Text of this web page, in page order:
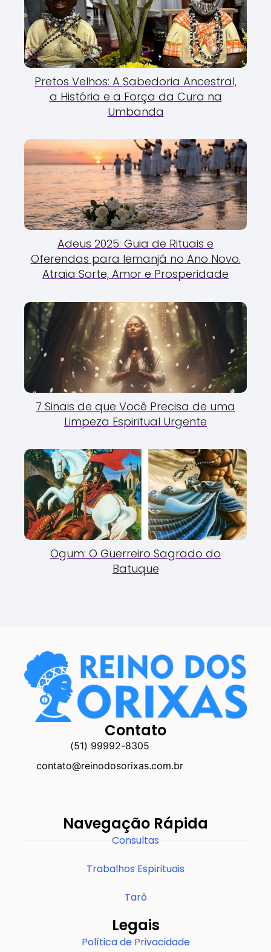
Pretos Velhos: A Sabedoria Ancestral,
a História e a Força da Cura na
Umbanda
Adeus 2025: Guia de Rituais e
Oferendas para Iemanjá no Ano Novo.
Atraia Sorte, Amor e Prosperidade
7 Sinais de que Você Precisa de uma
Limpeza Espiritual Urgente
Ogum: O Guerreiro Sagrado do
Batuque
Contato
(51) 99992-8305
contato@reinodosorixas.com.br
Navegação Rápida
Consultas
Trabalhos Espirituais
Tarô
Legais
Política de Privacidade